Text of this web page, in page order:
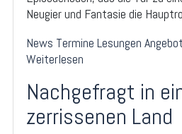
Neugier und Fantasie die
News Termine Lesungen
Weiterlesen
Nachgefragt in
zerrissenen Land